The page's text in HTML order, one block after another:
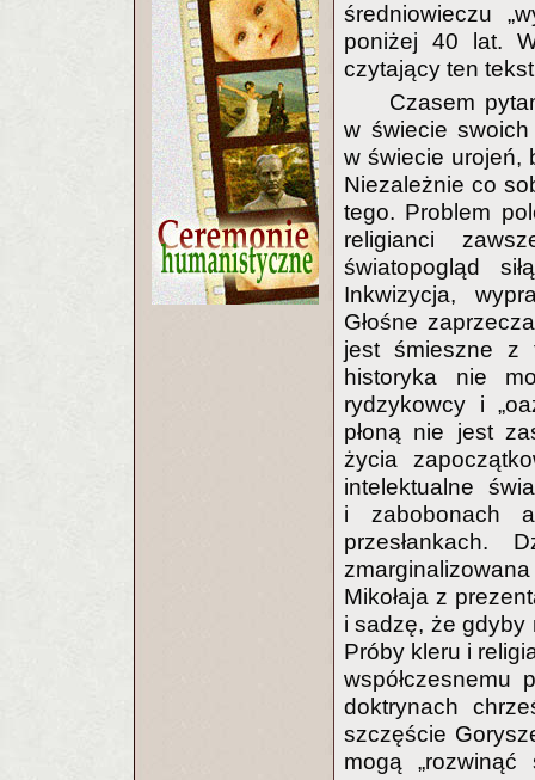
średniowieczu
poniżej 40 lat.
czytający ten
Czasem
w świecie
w świecie urojeń,
Niezależnie co
tego. Problem
religianci
światopogląd
Inkwizycja,
Głośne
jest śmieszne z
historyka nie
rydzykowcy i
płoną nie jest
życia
intelektualne
i zabobonach
przesłankach.
Mikołaja z
i sadzę, że gdyby
Próby kleru i
współczesnemu
doktrynach
szczęście
mogą „rozwinąć